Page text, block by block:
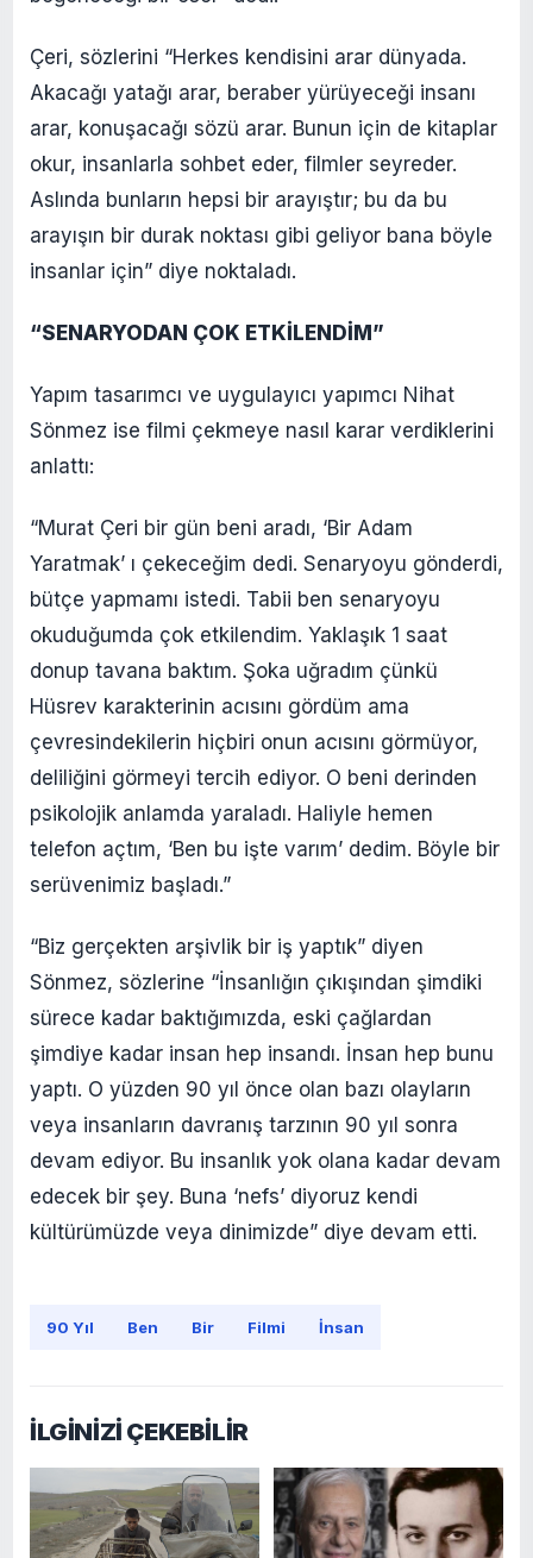
Çeri, sözlerini “Herkes kendisini arar dünyada.
Akacağı yatağı arar, beraber yürüyeceği insanı
arar, konuşacağı sözü arar. Bunun için de kitaplar
okur, insanlarla sohbet eder, filmler seyreder.
Aslında bunların hepsi bir arayıştır; bu da bu
arayışın bir durak noktası gibi geliyor bana böyle
insanlar için” diye noktaladı.
“SENARYODAN ÇOK ETKİLENDİM”
Yapım tasarımcı ve uygulayıcı yapımcı Nihat
Sönmez ise filmi çekmeye nasıl karar verdiklerini
anlattı:
“Murat Çeri bir gün beni aradı, ‘Bir Adam
Yaratmak’ ı çekeceğim dedi. Senaryoyu gönderdi,
bütçe yapmamı istedi. Tabii ben senaryoyu
okuduğumda çok etkilendim. Yaklaşık 1 saat
donup tavana baktım. Şoka uğradım çünkü
Hüsrev karakterinin acısını gördüm ama
çevresindekilerin hiçbiri onun acısını görmüyor,
deliliğini görmeyi tercih ediyor. O beni derinden
psikolojik anlamda yaraladı. Haliyle hemen
telefon açtım, ‘Ben bu işte varım’ dedim. Böyle bir
serüvenimiz başladı.”
“Biz gerçekten arşivlik bir iş yaptık” diyen
Sönmez, sözlerine “İnsanlığın çıkışından şimdiki
sürece kadar baktığımızda, eski çağlardan
şimdiye kadar insan hep insandı. İnsan hep bunu
yaptı. O yüzden 90 yıl önce olan bazı olayların
veya insanların davranış tarzının 90 yıl sonra
devam ediyor. Bu insanlık yok olana kadar devam
edecek bir şey. Buna ‘nefs’ diyoruz kendi
kültürümüzde veya dinimizde” diye devam etti.
90 Yıl Ben Bir Filmi İnsan
İLGİNİZİ ÇEKEBİLİR